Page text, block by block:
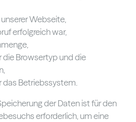
Webseite,
erfolgreich war,
Browsertyp und die
Betriebssystem.
der Daten ist für den
erforderlich, um eine